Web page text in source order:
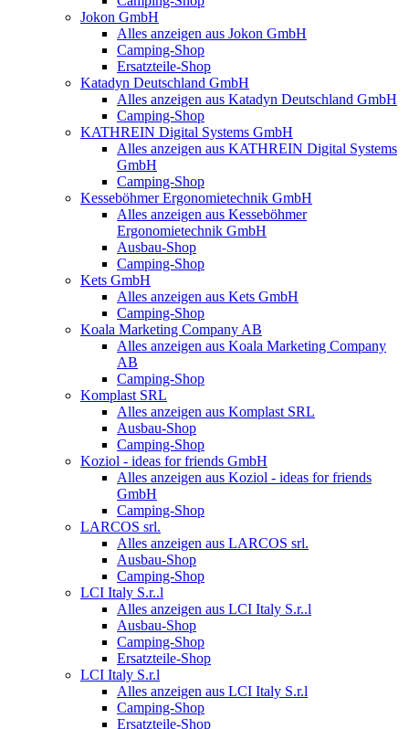
Jokon GmbH
Alles anzeigen aus Jokon GmbH
Camping-Shop
Ersatzteile-Shop
Katadyn Deutschland GmbH
Alles anzeigen aus Katadyn Deutschland GmbH
Camping-Shop
KATHREIN Digital Systems GmbH
Alles anzeigen aus KATHREIN Digital Systems
GmbH
Camping-Shop
Kesseböhmer Ergonomietechnik GmbH
Alles anzeigen aus Kesseböhmer
Ergonomietechnik GmbH
Ausbau-Shop
Camping-Shop
Kets GmbH
Alles anzeigen aus Kets GmbH
Camping-Shop
Koala Marketing Company AB
Alles anzeigen aus Koala Marketing Company
AB
Camping-Shop
Komplast SRL
Alles anzeigen aus Komplast SRL
Ausbau-Shop
Camping-Shop
Koziol - ideas for friends GmbH
Alles anzeigen aus Koziol - ideas for friends
GmbH
Camping-Shop
LARCOS srl.
Alles anzeigen aus LARCOS srl.
Ausbau-Shop
Camping-Shop
LCI Italy S.r..l
Alles anzeigen aus LCI Italy S.r..l
Ausbau-Shop
Camping-Shop
Ersatzteile-Shop
LCI Italy S.r.l
Alles anzeigen aus LCI Italy S.r.l
Camping-Shop
Ersatzteile-Shop